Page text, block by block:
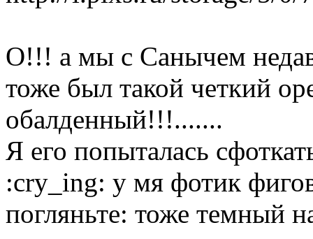
О!!! а мы с Санычем
тоже был такой четкий
обалденный!!!.......
Я его попыталась
:cry_ing: у мя фотик
погляньте: тоже темный